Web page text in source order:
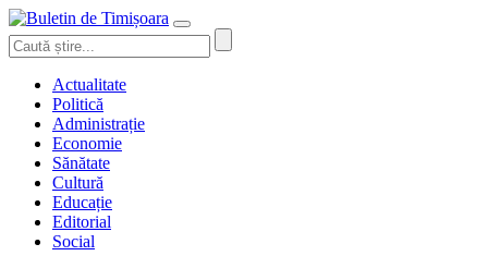
Actualitate
Politică
Administrație
Economie
Sănătate
Cultură
Educație
Editorial
Social